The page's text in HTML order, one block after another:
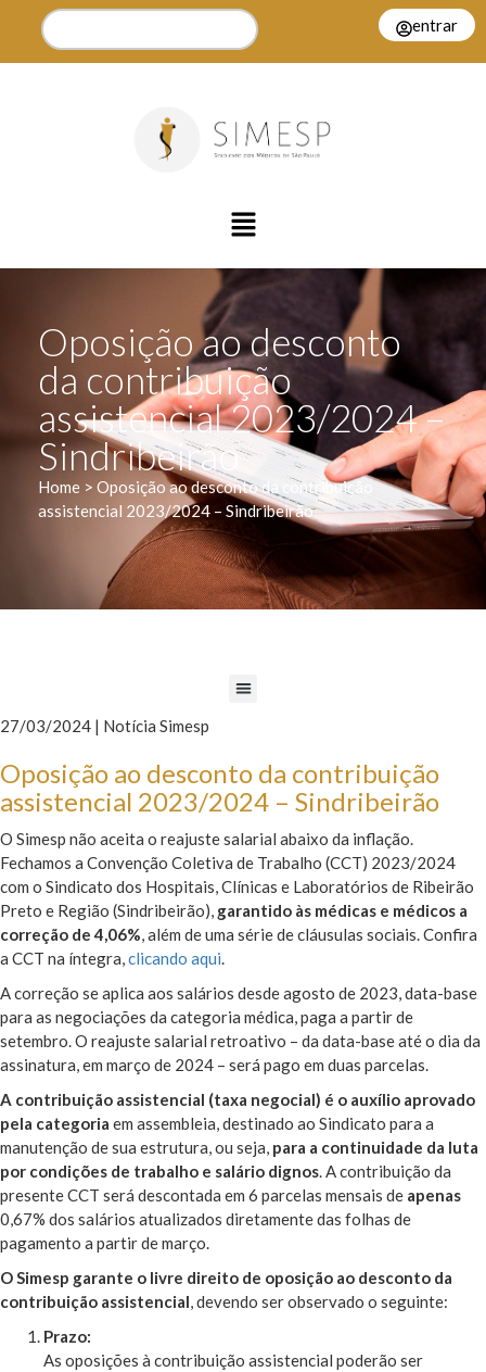
entrar
Oposição ao desconto
da contribuição
assistencial 2023/2024 –
Sindribeirão
Home > Oposição ao desconto da contribuição
assistencial 2023/2024 – Sindribeirão
27/03/2024 | Notícia Simesp
Oposição ao desconto da contribuição
assistencial 2023/2024 – Sindribeirão
O Simesp não aceita o reajuste salarial abaixo da inflação.
Fechamos a Convenção Coletiva de Trabalho (CCT) 2023/2024
com o Sindicato dos Hospitais, Clínicas e Laboratórios de Ribeirão
Preto e Região (Sindribeirão), garantido às médicas e médicos a
correção de 4,06%, além de uma série de cláusulas sociais. Confira
a CCT na íntegra,clicando aqui.
A correção se aplica aos salários desde agosto de 2023, data-base
para as negociações da categoria médica, paga a partir de
setembro. O reajuste salarial retroativo – da data-base até o dia da
assinatura, em março de 2024 – será pago em duas parcelas.
A contribuição assistencial (taxa negocial) é o auxílio aprovado
pela categoria em assembleia, destinado ao Sindicato para a
manutenção de sua estrutura, ou seja, para a continuidade da luta
por condições de trabalho e salário dignos. A contribuição da
presente CCT será descontada em 6 parcelas mensais de apenas
0,67% dos salários atualizados diretamente das folhas de
pagamento a partir de março.
O Simesp garante o livre direito de oposição ao desconto da
contribuição assistencial, devendo ser observado o seguinte:
Prazo:
As oposições à contribuição assistencial poderão ser